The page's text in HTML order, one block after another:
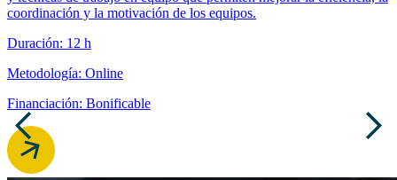
coordinación y la motivación de los equipos.
Duración: 12 h
Metodología: Online
Financiación: Bonificable